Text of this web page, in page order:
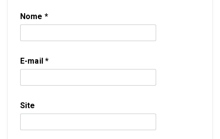
Nome *
E-mail*
Site